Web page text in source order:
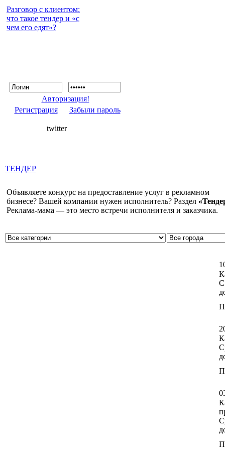
Разговор с клиентом:
что такое тендер и «с
чем его едят»?
Авторизация!
Регистрация
Забыли пароль
twitter
ТЕНДЕР
Объявляете конкурс на предоставление услуг в рекламном
бизнесе? Вашей компании нужен исполнитель? Раздел
Реклама-мама — это место встречи исполнителя и заказчика.